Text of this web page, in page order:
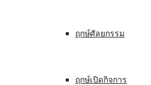
ฤกษ์ศัลยกรรม
ฤกษ์เปิดกิจการ